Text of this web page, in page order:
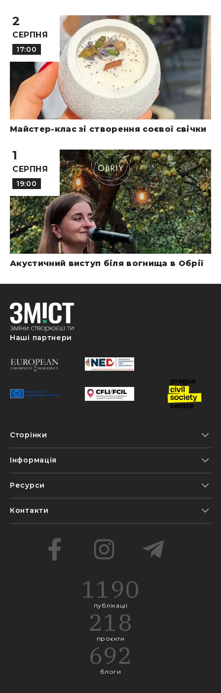
2
СЕРПНЯ
17:00
Майстер-клас зі створення соєвої свічки
1
СЕРПНЯ
19:00
Акустичний виступ біля вогнища в Обрії
Наші партнери
Сторінки
Інформація
Ресурси
Контакти
1190
публікації
218
проєкти
692
блоги